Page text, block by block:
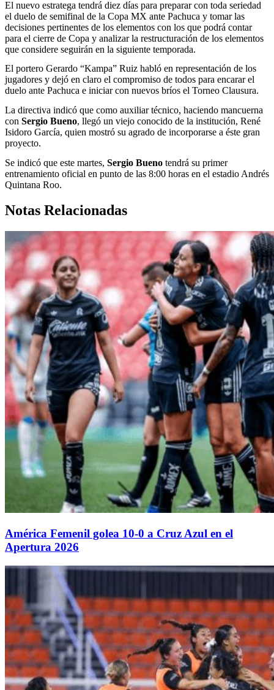
El nuevo estratega tendrá diez días para preparar con toda seriedad
el duelo de semifinal de la Copa MX ante Pachuca y tomar las
decisiones pertinentes de los elementos con los que podrá contar
para el cierre de Copa y analizar la restructuración de los elementos
que considere seguirán en la siguiente temporada.
El portero Gerardo “Kampa” Ruiz habló en representación de los
jugadores y dejó en claro el compromiso de todos para encarar el
duelo ante Pachuca e iniciar con nuevos bríos el Torneo Clausura.
La directiva indicó que como auxiliar técnico, haciendo mancuerna
con Sergio Bueno, llegó un viejo conocido de la institución, René
Isidoro García, quien mostró su agrado de incorporarse a éste gran
proyecto.
Se indicó que este martes, Sergio Bueno tendrá su primer
entrenamiento oficial en punto de las 8:00 horas en el estadio Andrés
Quintana Roo.
Notas Relacionadas
América Femenil golea 10-0 a Cruz Azul en el
Apertura 2026